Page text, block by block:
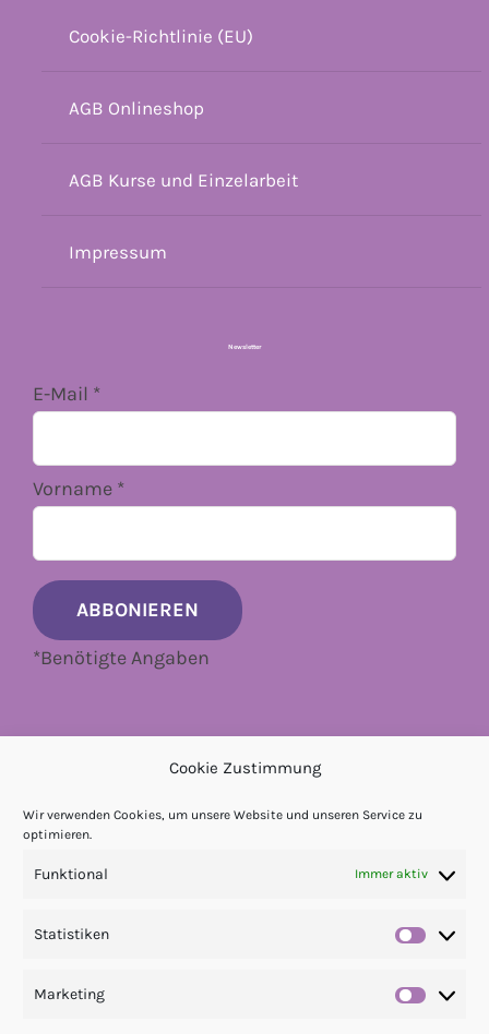
Cookie Zustimmung
Wir verwenden Cookies, um unsere Website und unseren Service zu
optimieren.
Funktional Immer aktiv
Statistiken
Marketing
Cookie-Richtlinie (EU)
AGB Onlineshop
AGB Kurse und Einzelarbeit
Impressum
Newsletter
E-Mail *
Vorname *
*Benötigte Angaben